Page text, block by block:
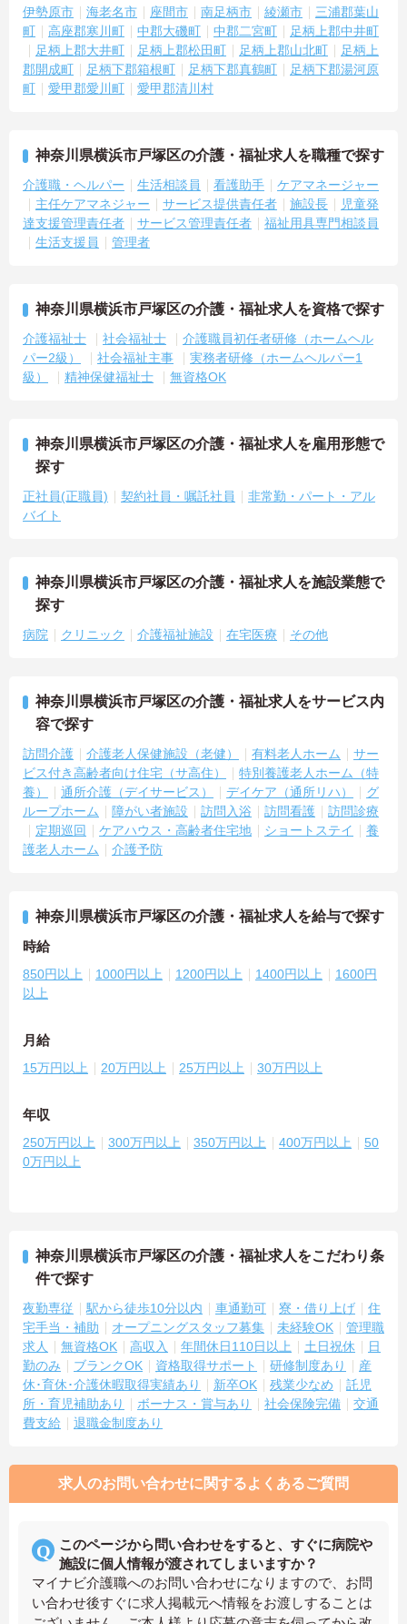
伊勢原市
海老名市 座間市 南足柄市 綾瀬市
三浦郡葉山
町
高座郡寒川町 中郡大磯町 中郡二宮町
足柄上郡中井町
足柄上郡大井町
足柄上郡松田町 足柄上郡山北町
足柄上
郡開成町
足柄下郡箱根町 足柄下郡真鶴町
足柄下郡湯河原
町
愛甲郡愛川町 愛甲郡清川村
神奈川県横浜市戸塚区の介護・福祉求人を職種で探す
介護職・ヘルパー 生活相談員 看護助手
ケアマネージャー
主任ケアマネジャー
サービス提供責任者 施設長
児童発
達支援管理責任者
サービス管理責任者
福祉用具専門相談員
生活支援員
管理者
神奈川県横浜市戸塚区の介護・福祉求人を資格で探す
介護福祉士 社会福祉士
介護職員初任者研修（ホームヘル
パー2級）
社会福祉主事
実務者研修（ホームヘルパー1
級）
精神保健福祉士 無資格OK
神奈川県横浜市戸塚区の介護・福祉求人を雇用形態で
探す
正社員(正職員) 契約社員・嘱託社員
非常勤・パート・アル
バイト
神奈川県横浜市戸塚区の介護・福祉求人を施設業態で
探す
病院 クリニック 介護福祉施設 在宅医療 その他
神奈川県横浜市戸塚区の介護・福祉求人をサービス内
容で探す
訪問介護 介護老人保健施設（老健） 有料老人ホーム
サー
ビス付き高齢者向け住宅（サ高住）
特別養護老人ホーム（特
養）
通所介護（デイサービス） デイケア（通所リハ）
グ
ループホーム
障がい者施設 訪問入浴 訪問看護
訪問診療
定期巡回
ケアハウス・高齢者住宅地 ショートステイ
養
護老人ホーム
介護予防
神奈川県横浜市戸塚区の介護・福祉求人を給与で探す
時給
850円以上 1000円以上 1200円以上 1400円以上
1600円
以上
月給
15万円以上 20万円以上 25万円以上 30万円以上
年収
250万円以上 300万円以上 350万円以上 400万円以上
50
0万円以上
神奈川県横浜市戸塚区の介護・福祉求人をこだわり条
件で探す
夜勤専従 駅から徒歩10分以内 車通勤可 寮・借り上げ
住
宅手当・補助
オープニングスタッフ募集 未経験OK
管理職
求人
無資格OK 高収入 年間休日110日以上 土日祝休
日
勤のみ
ブランクOK 資格取得サポート 研修制度あり
産
休･育休･介護休暇取得実績あり
新卒OK 残業少なめ
託児
所・育児補助あり
ボーナス・賞与あり 社会保険完備
交通
費支給
退職金制度あり
求人のお問い合わせに関するよくあるご質問
このページから問い合わせをすると、すぐに病院や
施設に個人情報が渡されてしまいますか？
マイナビ介護職へのお問い合わせになりますので、お問
い合わせ後すぐに求人掲載元へ情報をお渡しすることは